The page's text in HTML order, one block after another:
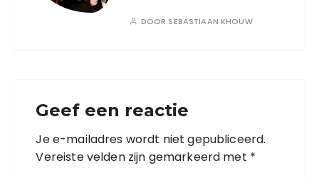
DOOR SEBASTIAAN KHOUW
Geef een reactie
Je e-mailadres wordt niet gepubliceerd.
Vereiste velden zijn gemarkeerd met *